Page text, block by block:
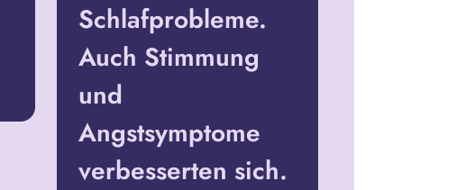
Schlafprobleme.
Auch Stimmung
und
Angstsymptome
verbesserten sich.